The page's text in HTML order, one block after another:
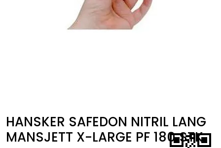
HANSKER SAFEDON NITRIL LANG
MANSJETT X-LARGE PF 180 STK